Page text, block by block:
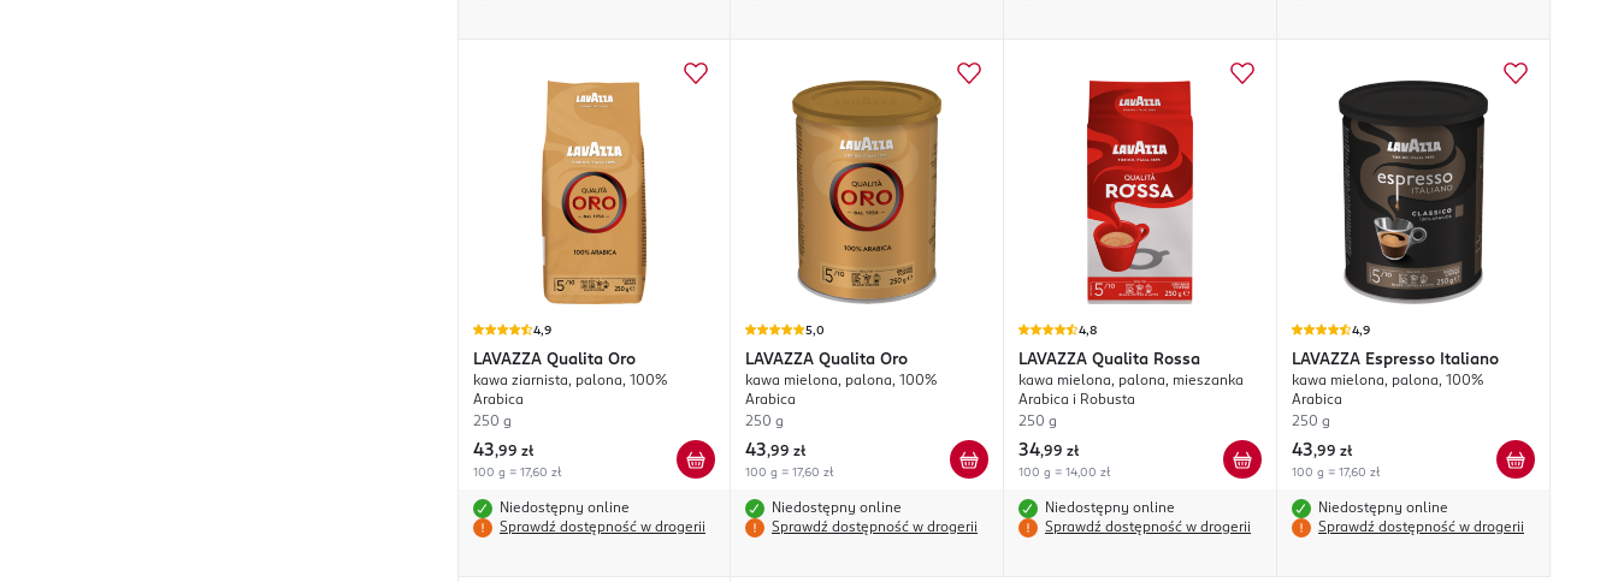
4,9
LAVAZZA Qualita Oro
kawa ziarnista, palona, 100%
Arabica
250 g
43,99 zł
100 g = 17,60 zł
Niedostępny online
Sprawdź dostępność w drogerii
5,0
LAVAZZA Qualita Oro
kawa mielona, palona, 100%
Arabica
250 g
43,99 zł
100 g = 17,60 zł
Niedostępny online
Sprawdź dostępność w drogerii
4,8
LAVAZZA Qualita Rossa
kawa mielona, palona, mieszanka
Arabica i Robusta
250 g
34,99 zł
100 g = 14,00 zł
Niedostępny online
Sprawdź dostępność w drogerii
4,9
LAVAZZA Espresso Italiano
kawa mielona, palona, 100%
Arabica
250 g
43,99 zł
100 g = 17,60 zł
Niedostępny online
Sprawdź dostępność w drogerii